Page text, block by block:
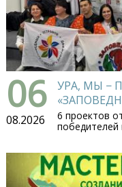
06
08.2026
УРА, МЫ −
6 проектов
победителей